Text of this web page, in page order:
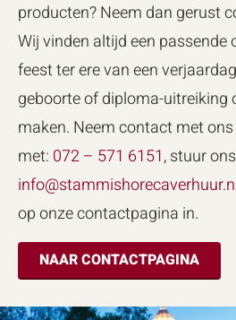
producten? Neem dan gerust
Wij vinden altijd een passende
feest ter ere van een
geboorte of diploma-uitreiking
maken. Neem contact met
met: 072 – 571 6151, stuur
op onze contactpagina in.
NAAR CONTACTPAGINA